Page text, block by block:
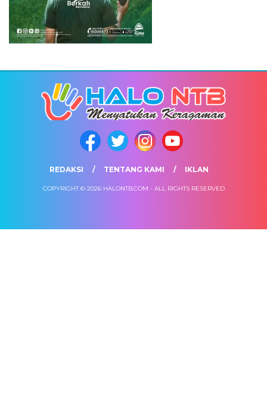
REDAKSI TENTANG KAMI IKLAN
COPYRIGHT © 2026 HALONTB.COM - ALL RIGHTS RESERVED